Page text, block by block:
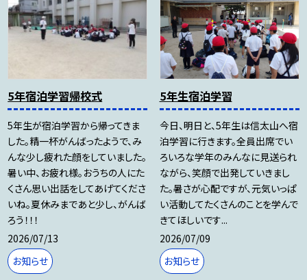
5年宿泊学習帰校式
5年生が宿泊学習から帰ってきま
した。精一杯がんばったようで、み
んな少し疲れた顔をしていました。
暑い中、お疲れ様。おうちの人にた
くさん思い出話をしてあげてくださ
いね。夏休みまであと少し、がんば
ろう！！！
2026/07/13
お知らせ
5年生宿泊学習
今日、明日と、5年生は信太山へ宿
泊学習に行きます。全員出席でい
ろいろな学年のみんなに見送られ
ながら、笑顔で出発していきまし
た。暑さが心配ですが、元気いっぱ
い活動してたくさんのことを学んで
きてほしいです...
2026/07/09
お知らせ